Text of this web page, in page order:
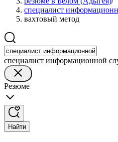
специалист
вахтовый метод
специалист информационной
Резюме
Найти